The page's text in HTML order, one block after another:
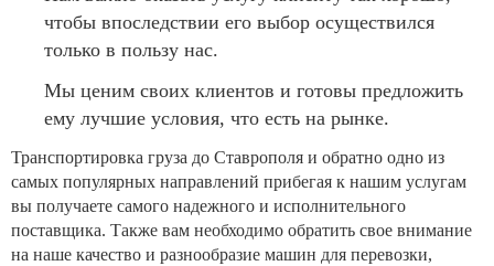
чтобы впоследствии его выбор осуществился
только в пользу нас.
Мы ценим своих клиентов и готовы предложить
ему лучшие условия, что есть на рынке.
Транспортировка груза до Ставрополя и обратно одно из
самых популярных направлений прибегая к нашим услугам
вы получаете самого надежного и исполнительного
поставщика. Также вам необходимо обратить свое внимание
на наше качество и разнообразие машин для перевозки,